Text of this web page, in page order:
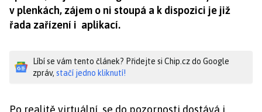
v plenkách, zájem o ni stoupá a k dispozici je již
řada zařízení i aplikací.
Líbí se vám tento článek? Přidejte si Chip.cz do Google
zpráv, stačí jedno kliknutí!
Po realitě virtuální se do pozornosti dostává i